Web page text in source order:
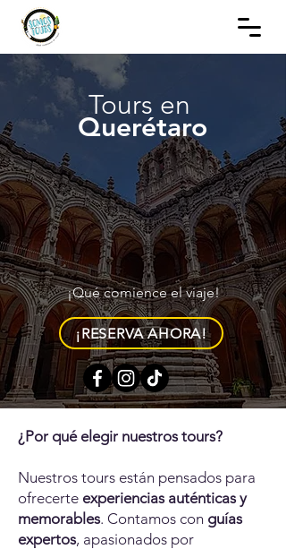
Tours en
Querétaro
¡Qué comience el viaje!
¡RESERVA AHORA!
¿Por qué elegir nuestros tours?
Nuestros tours están pensados para
ofrecerte experiencias auténticas y
memorables. Contamos con guías
expertos, apasionados por